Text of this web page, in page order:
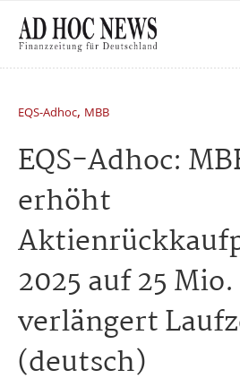
EQS-Adhoc, MBB
EQS-Adhoc:
erhöht
2025 auf 25
verlängert
(deutsch)